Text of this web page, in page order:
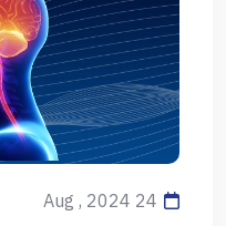
24 Aug , 2024